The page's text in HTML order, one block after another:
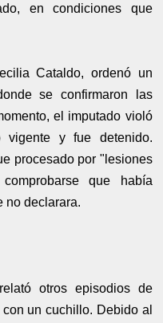
en condiciones que
Cataldo, ordenó un
se confirmaron las
el imputado violó
vigente y fue detenido.
procesado por "lesiones
que había
no declarara.
otros episodios de
un cuchillo. Debido al